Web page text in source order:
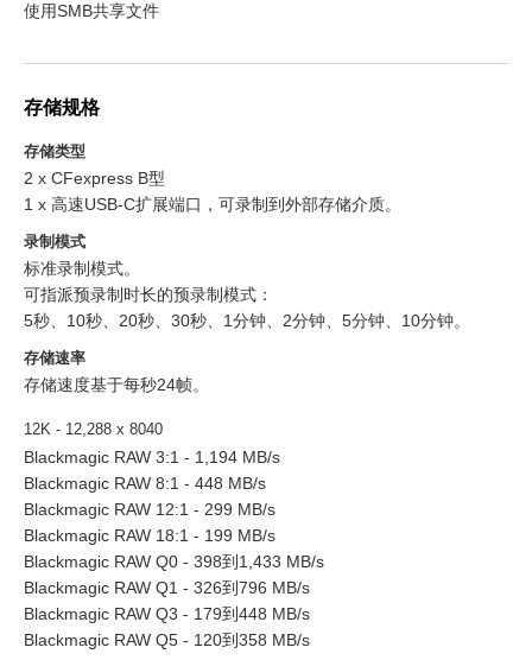
使用SMB共享文件
存储规格
存储类型
2 x CFexpress B型
1 x 高速USB-C扩展端口，可录制到外部存储介质。
录制模式
标准录制模式。
可指派预录制时长的预录制模式：
5秒、10秒、20秒、30秒、1分钟、2分钟、5分钟、10分钟。
存储速率
存储速度基于每秒24帧。
12K - 12,288 x 8040
Blackmagic RAW 3:1 - 1,194 MB/s
Blackmagic RAW 8:1 - 448 MB/s
Blackmagic RAW 12:1 - 299 MB/s
Blackmagic RAW 18:1 - 199 MB/s
Blackmagic RAW Q0 - 398到1,433 MB/s
Blackmagic RAW Q1 - 326到796 MB/s
Blackmagic RAW Q3 - 179到448 MB/s
Blackmagic RAW Q5 - 120到358 MB/s